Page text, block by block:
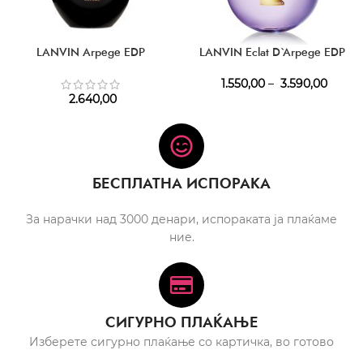
LANVIN Arpege EDP
2.640,00
LANVIN Eclat D`Arpege EDP
1.550,00 – 3.590,00
БЕСПЛАТНА ИСПОРАКА
За нарачки над 3000 денари, испораката ја плаќаме
ние.
СИГУРНО ПЛАЌАЊЕ
Изберете сигурно плаќање со картичка, во готово